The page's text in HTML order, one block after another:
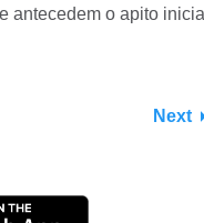
antecedem o apito inicial
Next